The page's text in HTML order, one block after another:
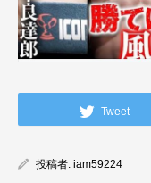
Tweet
投稿者: iam59224